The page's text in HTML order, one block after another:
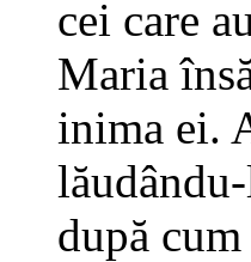
cei care
Maria
inima ei.
după